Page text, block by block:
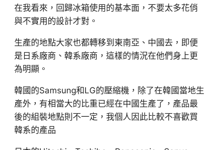
在我看來，回歸冰箱使用的基本面，不要太多花俏
與不實用的設計才對。
生產的地點大家也都轉移到東南亞、中國去，即便
是日系廠商、韓系廠商，這樣的情況在他們身上更
為明顯。
韓國的Samsung和LG的壓縮機，除了在韓國當地生
產外，有相當大的比重已經在中國生產了，產品最
後的組裝地點則不一定，我個人因此比較不喜歡買
韓系的產品